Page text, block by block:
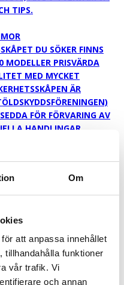
Om
att anpassa innehållet
tillhandahålla funktioner
vår trafik. Vi
och annan
TIPS.
DU SÖKER FINNS
MODELLER PRISVÄRDA
MED MYCKET
ÄR
FÖR FÖRVARING AV
HANDLINGAR,
UTRUSTNING ETC.
I 4 MM STÅLPLÅT MED
ELEKTRONISKT
150 KG MÅSTE
FINNS
KROK TILL 880 KROK,
HÄNGMAPPSRAMAR
KAN MAN FÅ